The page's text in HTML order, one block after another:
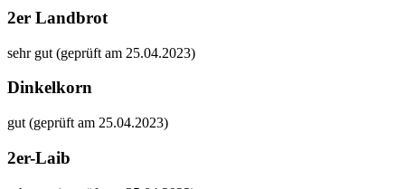
2er Landbrot
sehr gut (geprüft am 25.04.2023)
Dinkelkorn
gut (geprüft am 25.04.2023)
2er-Laib